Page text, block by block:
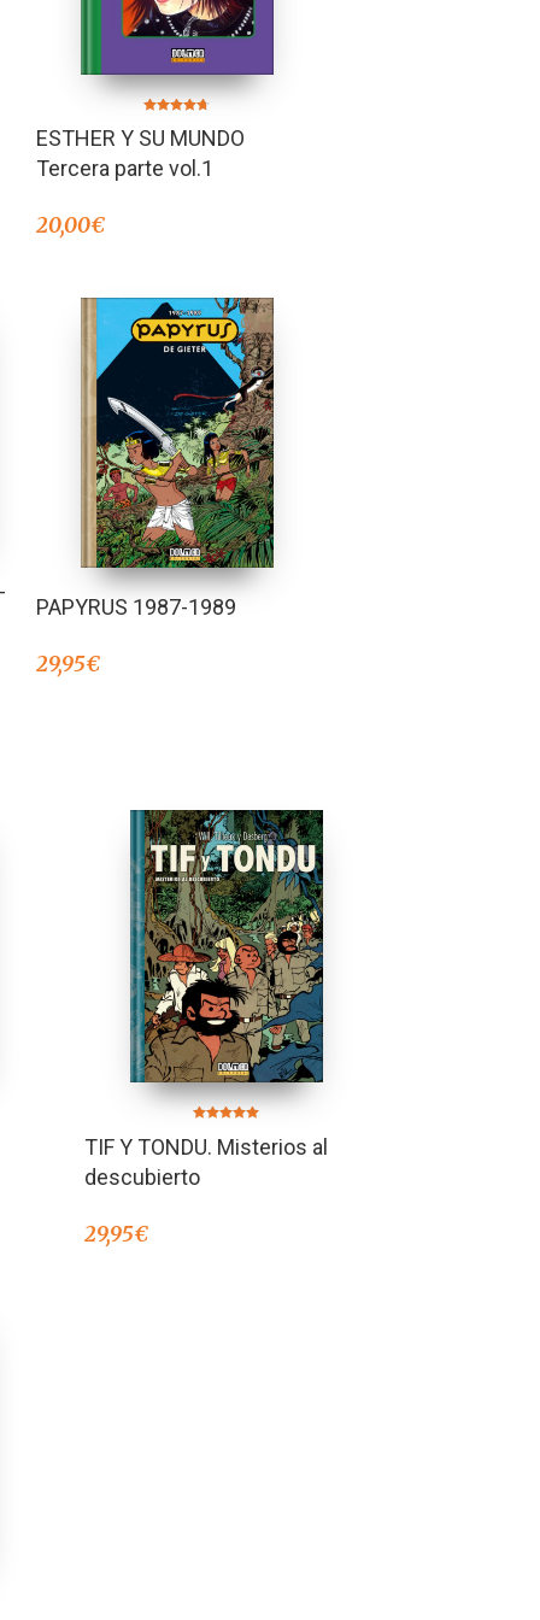
4.60
de 5
ESTHER Y SU MUNDO
Tercera parte vol.1
20,00€
PAPYRUS 1987-1989
29,95€
5.00
de 5
TIF Y TONDU. Misterios al
descubierto
29,95€